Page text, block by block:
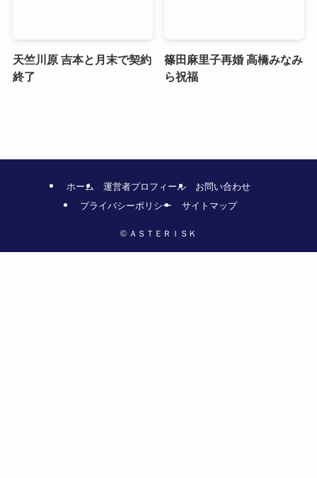
天竺川原 吉本と月末で契約
終了
篠田麻里子再婚 高橋みなみ
ら祝福
ホーム 運営者プロフィール
お問い合わせ
プライバシーポリシー
サイトマップ
© ＡＳＴＥＲＩＳＫ